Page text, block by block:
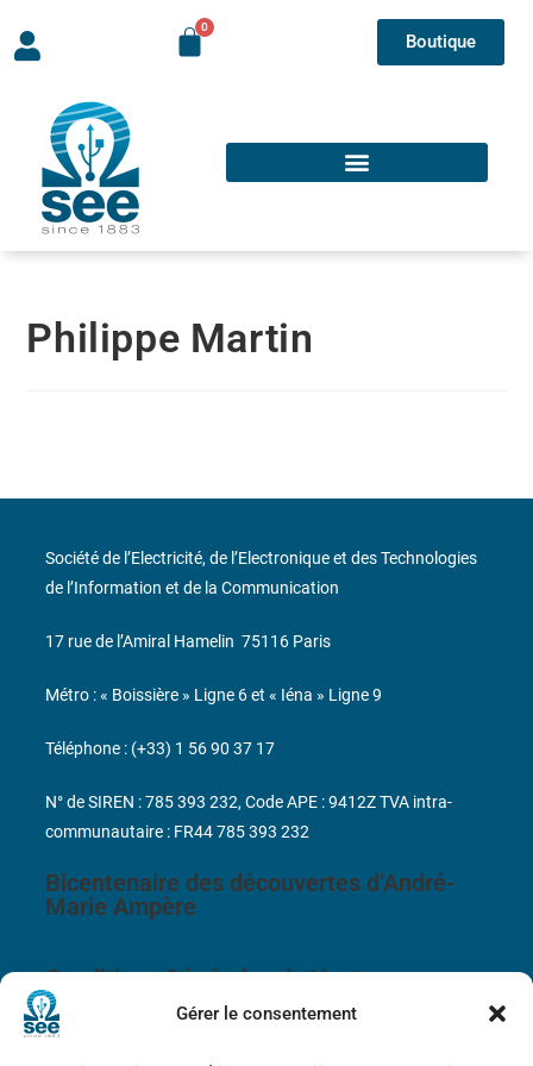
Gérer le consentement
Boutique
Philippe Martin
Bicentenaire des découvertes d’André-
Marie Ampère
Conditions Générales de Vente
Société de l’Electricité, de l’Electronique et des Technologies
de l’Information et de la Communication
17 rue de l’Amiral Hamelin 75116 Paris
Métro : « Boissière » Ligne 6 et « Iéna » Ligne 9
Téléphone : (+33) 1 56 90 37 17
N° de SIREN : 785 393 232, Code APE : 9412Z TVA intra-
communautaire : FR44 785 393 232